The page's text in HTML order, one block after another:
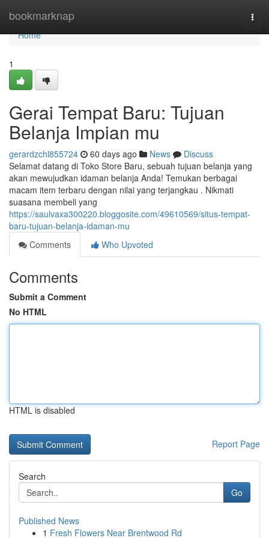
bookmarknap
Home
Home
1
Gerai Tempat Baru: Tujuan
Belanja Impian mu
gerardzchl855724 60 days ago News
Discuss
Selamat datang di Toko Store Baru, sebuah tujuan belanja yang
akan mewujudkan idaman belanja Anda! Temukan berbagai
macam item terbaru dengan nilai yang terjangkau . Nikmati
suasana membeli yang
https://saulvaxa300220.bloggosite.com/49610569/situs-tempat-
baru-tujuan-belanja-idaman-mu
Comments
Who Upvoted
Comments
Submit a Comment
No HTML
HTML is disabled
Report Page
Search
Go
Published News
1 Fresh Flowers Near Brentwood Rd